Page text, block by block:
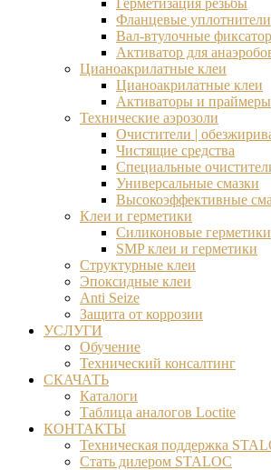
Герметизация резьбы
Фланцевые уплотнители
Вал-втулочные
Активатор для
Цианоакрилатные клеи
Цианоакрилатные клеи
Активаторы и праймеры
Технические аэрозоли
Очистители |
Чистящие средства​
Специальные
Универсальные смазки
Высокоэффективные
Клеи и герметики
Силиконовые герметики
SMP клеи и герметики
Структурные клеи
Эпоксидные клеи
Anti Seize
Защита от коррозии
УСЛУГИ
Обучение
Технический консалтинг
СКАЧАТЬ
Каталоги
Таблица аналогов Loctite
КОНТАКТЫ
Техническая поддержка
Стать дилером STALOC